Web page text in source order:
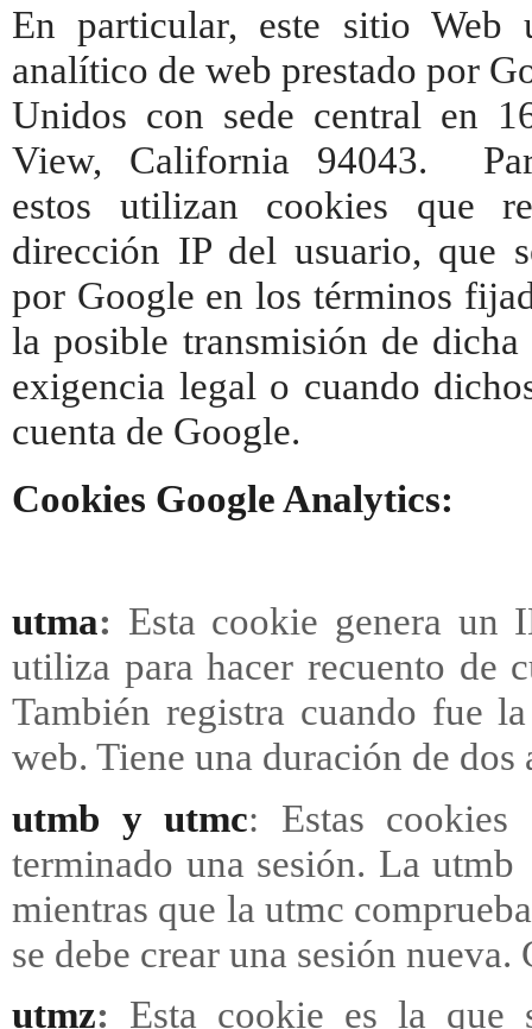
En particular, este sitio
analítico de web prestado por
Unidos con sede central en
View, California 94043.
estos utilizan cookies que
dirección IP del usuario, que
por Google en los términos
la posible transmisión de
exigencia legal o cuando
cuenta de Google.
Cookies Google Analytics:
utma: Esta cookie genera un
utiliza para hacer recuento de
También registra cuando fue
web. Tiene una duración de dos
utmb y utmc: Estas cookies
terminado una sesión. La
mientras que la utmc
se debe crear una sesión nueva.
utmz: Esta cookie es la que